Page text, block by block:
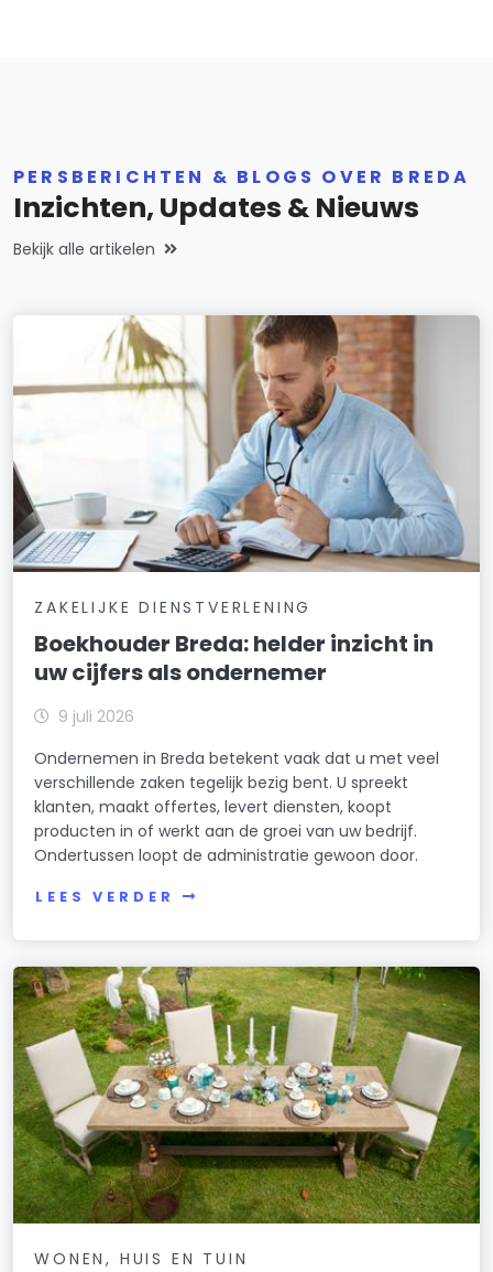
PERSBERICHTEN & BLOGS OVER BREDA
Inzichten, Updates & Nieuws
Bekijk alle artikelen
ZAKELIJKE DIENSTVERLENING
Boekhouder Breda: helder inzicht in
uw cijfers als ondernemer
9 juli 2026
Ondernemen in Breda betekent vaak dat u met veel
verschillende zaken tegelijk bezig bent. U spreekt
klanten, maakt offertes, levert diensten, koopt
producten in of werkt aan de groei van uw bedrijf.
Ondertussen loopt de administratie gewoon door.
LEES VERDER
WONEN, HUIS EN TUIN